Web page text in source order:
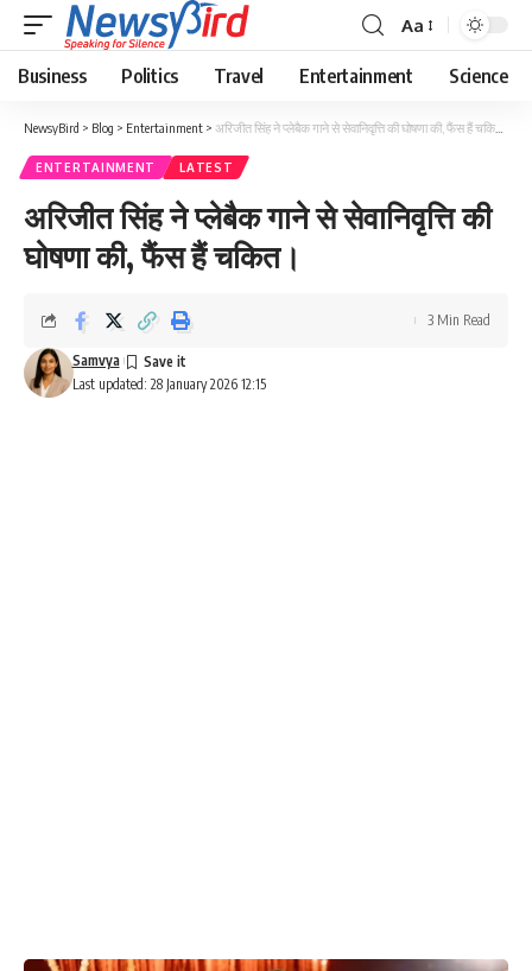
Aa
Business Politics Travel Entertainment Science
NewsyBird > Blog > Entertainment > अरिजीत सिंह ने प्लेबैक गाने से सेवानिवृत्ति की घोषणा की, फैंस हैं चकित।
ENTERTAINMENT LATEST
अरिजीत सिंह ने प्लेबैक गाने से सेवानिवृत्ति की
घोषणा की, फैंस हैं चकित।
Last updated: 28 January 2026 12:15
Samvya
3 Min Read